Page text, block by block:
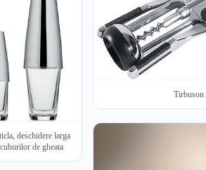
deschidere larga
de gheata
Tirbuson